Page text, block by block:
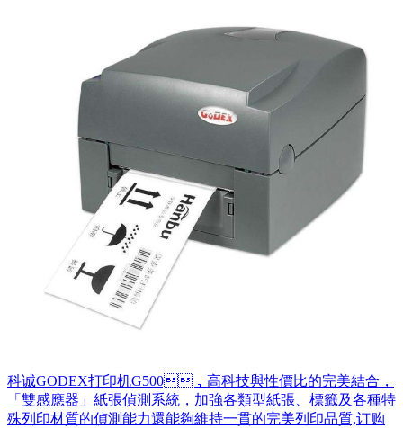
科诚GODEX打印机G500，高科技與性價比的完美結合，
「雙感應器」紙張偵測系統，加強各類型紙張、標籤及各種特
殊列印材質的偵測能力還能夠維持一貫的完美列印品質,订购